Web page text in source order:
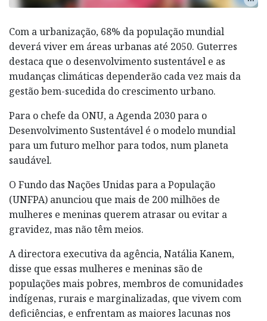
Com a urbanização, 68% da população mundial
deverá viver em áreas urbanas até 2050. Guterres
destaca que o desenvolvimento sustentável e as
mudanças climáticas dependerão cada vez mais da
gestão bem-sucedida do crescimento urbano.
Para o chefe da ONU, a Agenda 2030 para o
Desenvolvimento Sustentável é o modelo mundial
para um futuro melhor para todos, num planeta
saudável.
O Fundo das Nações Unidas para a População
(UNFPA) anunciou que mais de 200 milhões de
mulheres e meninas querem atrasar ou evitar a
gravidez, mas não têm meios.
A directora executiva da agência, Natália Kanem,
disse que essas mulheres e meninas são de
populações mais pobres, membros de comunidades
indígenas, rurais e marginalizadas, que vivem com
deficiências, e enfrentam as maiores lacunas nos